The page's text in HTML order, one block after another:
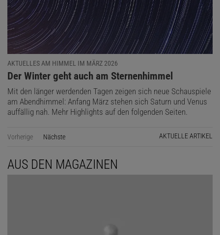
AKTUELLES AM HIMMEL IM MÄRZ 2026
:
Der Winter geht auch am Sternenhimmel
Mit den länger werdenden Tagen zeigen sich neue Schauspiele
am Abendhimmel: Anfang März stehen sich Saturn und Venus
auffällig nah. Mehr Highlights auf den folgenden Seiten.
Vorherige Nächste AKTUELLE ARTIKEL
AUS DEN MAGAZINEN